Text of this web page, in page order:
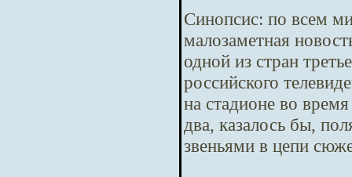
Синопсис: по всем
малозаметная
одной из стран
российского
на стадионе во
два, казалось бы,
звеньями в цепи